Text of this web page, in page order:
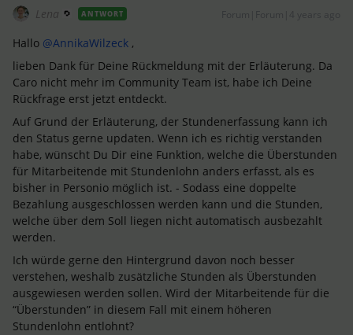
Lena ANTWORT
Hallo @AnnikaWilzeck ,
lieben Dank für Deine Rückmeldung mit der Erläuterung. Da
Caro nicht mehr im Community Team ist, habe ich Deine
Rückfrage erst jetzt entdeckt.
Auf Grund der Erläuterung, der Stundenerfassung kann ich
den Status gerne updaten. Wenn ich es richtig verstanden
habe, wünscht Du Dir eine Funktion, welche die Überstunden
für Mitarbeitende mit Stundenlohn anders erfasst, als es
bisher in Personio möglich ist. - Sodass eine doppelte
Bezahlung ausgeschlossen werden kann und die Stunden,
welche über dem Soll liegen nicht automatisch ausbezahlt
werden.
Ich würde gerne den Hintergrund davon noch besser
verstehen, weshalb zusätzliche Stunden als Überstunden
ausgewiesen werden sollen. Wird der Mitarbeitende für die
“Überstunden” in diesem Fall mit einem höheren
Stundenlohn entlohnt?